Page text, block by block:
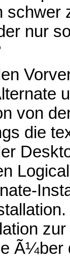
nur
von
die
Ã¼ber